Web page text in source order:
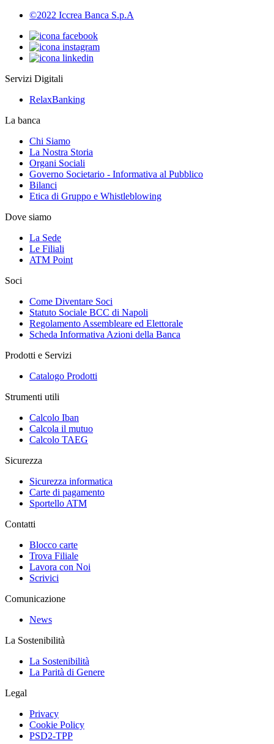
©2022 Iccrea Banca S.p.A
Servizi Digitali
RelaxBanking
La banca
Chi Siamo
La Nostra Storia
Organi Sociali
Governo Societario - Informativa al Pubblico
Bilanci
Etica di Gruppo e Whistleblowing
Dove siamo
La Sede
Le Filiali
ATM Point
Soci
Come Diventare Soci
Statuto Sociale BCC di Napoli
Regolamento Assembleare ed Elettorale
Scheda Informativa Azioni della Banca
Prodotti e Servizi
Catalogo Prodotti
Strumenti utili
Calcolo Iban
Calcola il mutuo
Calcolo TAEG
Sicurezza
Sicurezza informatica
Carte di pagamento
Sportello ATM
Contatti
Blocco carte
Trova Filiale
Lavora con Noi
Scrivici
Comunicazione
News
La Sostenibilità
La Sostenibilità
La Parità di Genere
Legal
Privacy
Cookie Policy
PSD2-TPP